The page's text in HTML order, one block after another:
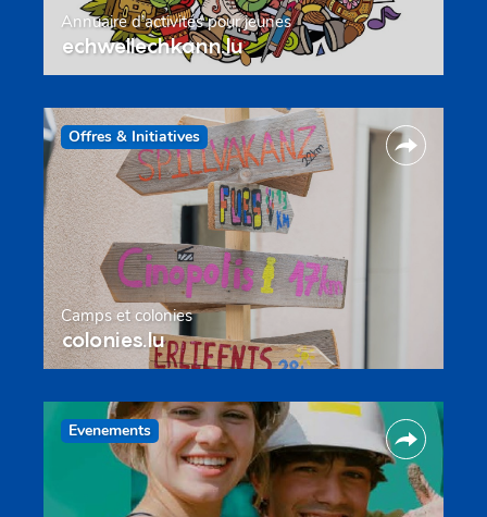
Annuaire d’activités pour jeunes
echwellechkann.lu
Offres & Initiatives
Camps et colonies
colonies.lu
Evenements